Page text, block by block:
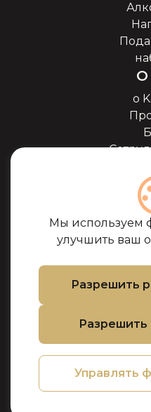
Мы используем
улучшить ваш
Разрешить
Управлять
О
о
Часто